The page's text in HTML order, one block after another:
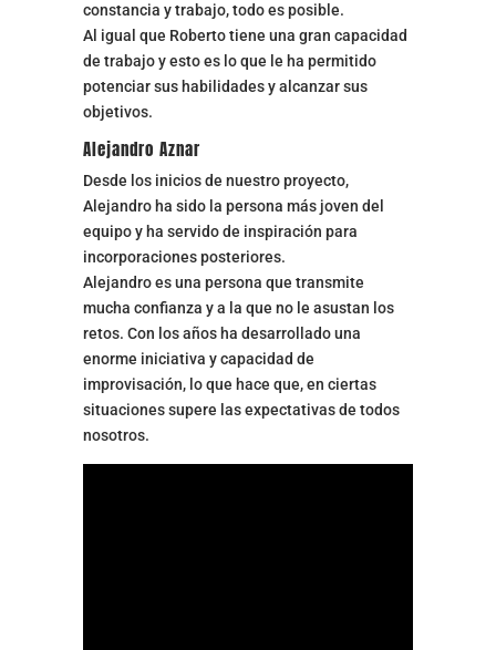
constancia y trabajo, todo es posible.
Al igual que Roberto tiene una gran capacidad
de trabajo y esto es lo que le ha permitido
potenciar sus habilidades y alcanzar sus
objetivos.
Alejandro Aznar
Desde los inicios de nuestro proyecto,
Alejandro ha sido la persona más joven del
equipo y ha servido de inspiración para
incorporaciones posteriores.
Alejandro es una persona que transmite
mucha confianza y a la que no le asustan los
retos. Con los años ha desarrollado una
enorme iniciativa y capacidad de
improvisación, lo que hace que, en ciertas
situaciones supere las expectativas de todos
nosotros.